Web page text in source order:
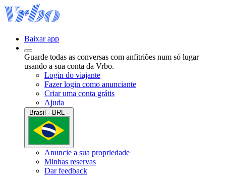
Baixar app
Guarde todas as conversas com anfitriões num só lugar
usando a sua conta da Vrbo.
Login do viajante
Fazer login como anunciante
Criar uma conta grátis
Ajuda
Anuncie a sua propriedade
Minhas reservas
Dar feedback